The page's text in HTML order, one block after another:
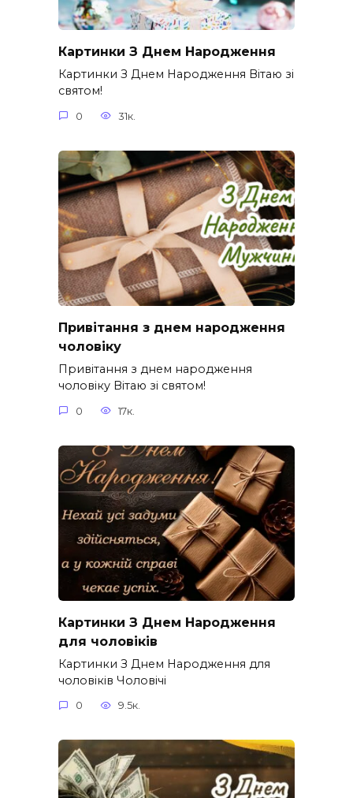
Картинки З Днем Народження
Картинки З Днем Народження Вітаю зі
святом!
0 31к.
Привітання з днем народження
чоловіку
Привітання з днем народження
чоловіку Вітаю зі святом!
0 17к.
Картинки З Днем Народження
для чоловіків​
Картинки З Днем Народження для
чоловіків​ Чоловічі
0 9.5к.